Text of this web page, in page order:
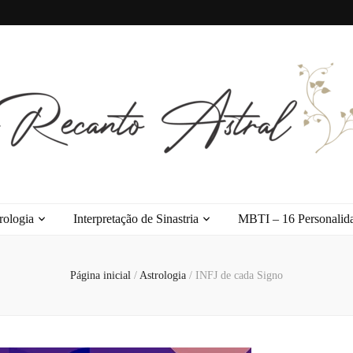
Interpretação de Sinastria MBTI – 16
Página inicial / Astrologia / INFJ de cada Signo